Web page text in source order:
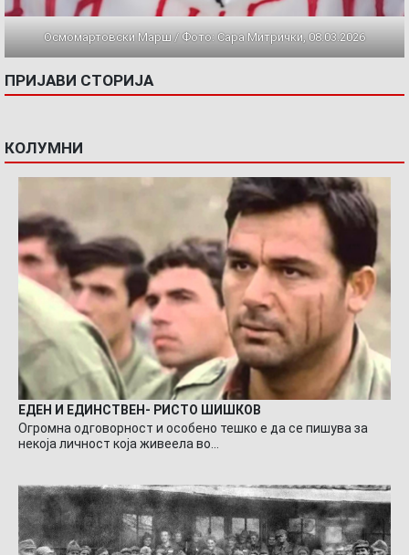
Осмомартовски Марш / Фото: Сара Митрички, 08.03.2026
ПРИЈАВИ СТОРИЈА
КОЛУМНИ
ЕДЕН И ЕДИНСТВЕН- РИСТО ШИШКОВ
Огромна одговорност и особено тешко е да се пишува за
некоја личност која живеела во…